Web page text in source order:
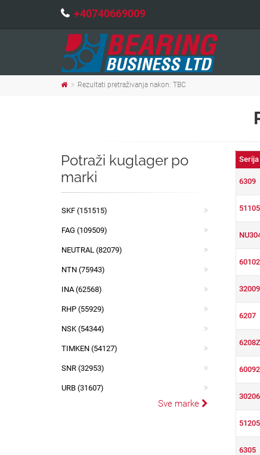
+40740669009
Rezultati pretraživanja nakon: TBC
6309
51105
32009
6207
30206
51205
6305
Potraži kuglager po
marki
SKF (151515)
FAG (109509)
NEUTRAL (82079)
NTN (75943)
INA (62568)
RHP (55929)
NSK (54344)
TIMKEN (54127)
SNR (32953)
URB (31607)
Sve marke